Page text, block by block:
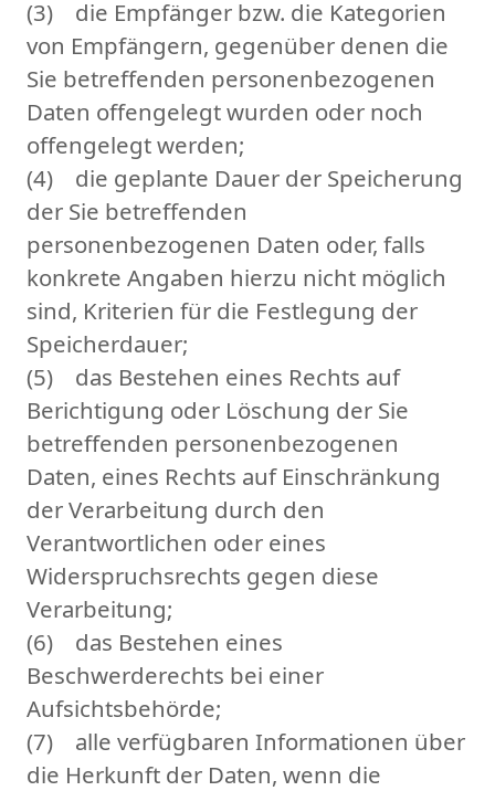
(3) die Empfänger bzw. die Kategorien
von Empfängern, gegenüber denen die
Sie betreffenden personenbezogenen
Daten offengelegt wurden oder noch
offengelegt werden;
(4) die geplante Dauer der Speicherung
der Sie betreffenden
personenbezogenen Daten oder, falls
konkrete Angaben hierzu nicht möglich
sind, Kriterien für die Festlegung der
Speicherdauer;
(5) das Bestehen eines Rechts auf
Berichtigung oder Löschung der Sie
betreffenden personenbezogenen
Daten, eines Rechts auf Einschränkung
der Verarbeitung durch den
Verantwortlichen oder eines
Widerspruchsrechts gegen diese
Verarbeitung;
(6) das Bestehen eines
Beschwerderechts bei einer
Aufsichtsbehörde;
(7) alle verfügbaren Informationen über
die Herkunft der Daten, wenn die